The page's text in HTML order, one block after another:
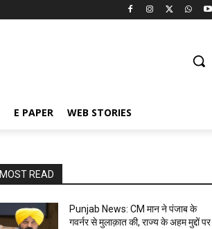
E PAPER WEB STORIES
MOST READ
Punjab News: CM मान ने पंजाब के
गवर्नर से मुलाक़ात की, राज्य के अहम मुद्दों पर